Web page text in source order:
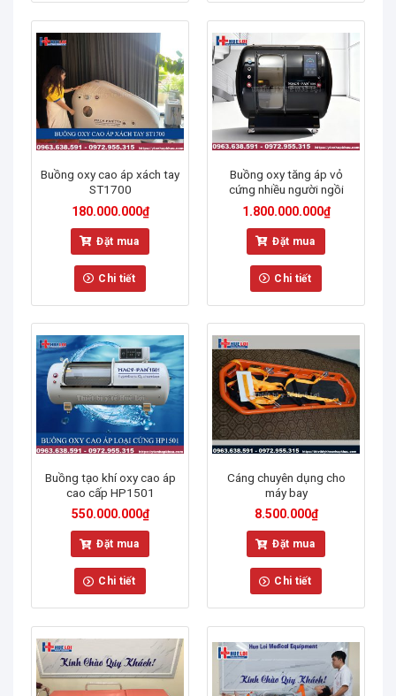
Buồng oxy cao áp xách tay
ST1700
180.000.000₫
Đặt mua
Chi tiết
Buồng oxy tăng áp vỏ
cứng nhiều người ngồi
1.800.000.000₫
Đặt mua
Chi tiết
Buồng tạo khí oxy cao áp
cao cấp HP1501
550.000.000₫
Đặt mua
Chi tiết
Cáng chuyên dụng cho
máy bay
8.500.000₫
Đặt mua
Chi tiết